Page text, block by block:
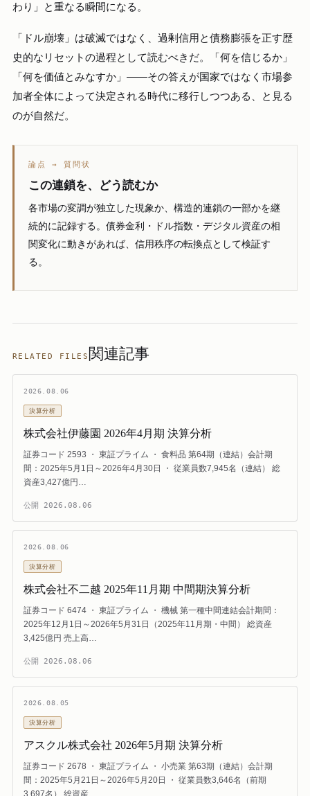
わり」と重なる瞬間になる。
「ドル崩壊」は破滅ではなく、過剰信用と債務膨張を正す歴
史的なリセットの過程として読むべきだ。「何を信じるか」
「何を価値とみなすか」――その答えが国家ではなく市場参
加者全体によって決定される時代に移行しつつある、と見る
のが自然だ。
論点 → 質問状
この連鎖を、どう読むか
各市場の変調が独立した現象か、構造的連鎖の一部かを継
続的に記録する。債券金利・ドル指数・デジタル資産の相
関変化に動きがあれば、信用秩序の転換点として検証す
る。
RELATED FILES 関連記事
2026.08.06
決算分析
株式会社伊藤園 2026年4月期 決算分析
証券コード 2593 ・ 東証プライム ・ 食料品 第64期（連結）会計期
間：2025年5月1日～2026年4月30日 ・ 従業員数7,945名（連結） 総
資産3,427億円…
公開 2026.08.06
2026.08.06
決算分析
株式会社不二越 2025年11月期 中間期決算分析
証券コード 6474 ・ 東証プライム ・ 機械 第一種中間連結会計期間：
2025年12月1日～2026年5月31日（2025年11月期・中間） 総資産
3,425億円 売上高…
公開 2026.08.06
2026.08.05
決算分析
アスクル株式会社 2026年5月期 決算分析
証券コード 2678 ・ 東証プライム ・ 小売業 第63期（連結）会計期
間：2025年5月21日～2026年5月20日 ・ 従業員数3,646名（前期